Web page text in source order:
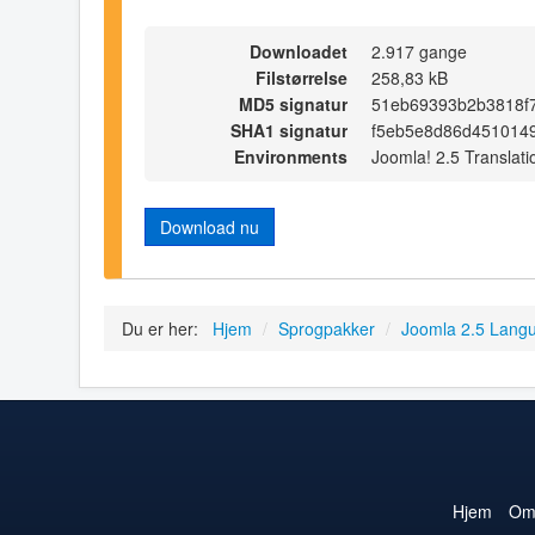
Downloadet
2.917 gange
Filstørrelse
258,83 kB
MD5 signatur
SHA1 signatur
Environments
Joomla! 2.5
Download nu
Du er her: Hjem / Sprogpakker / Joomla 2.5
Hjem Om